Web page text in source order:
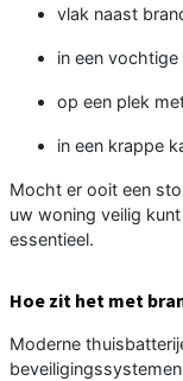
vlak naast
in een vochtige
op een plek
in een krappe
Mocht er ooit een
uw woning veilig
essentieel.
Hoe zit het met
Moderne